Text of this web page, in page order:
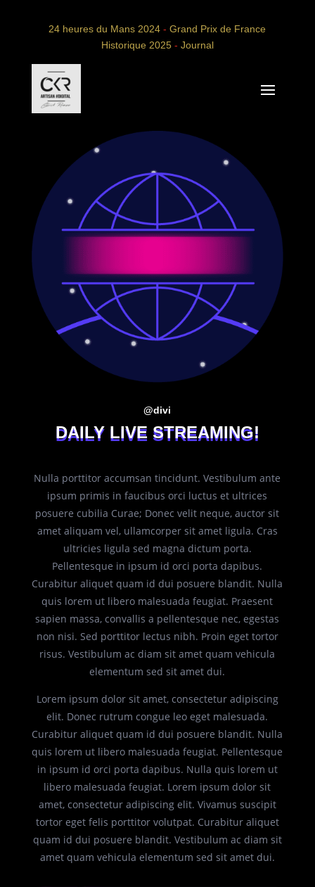
24 heures du Mans 2024 -Grand Prix de France
Historique 2025- Journal
@divi
DAILY LIVE STREAMING!
Nulla porttitor accumsan tincidunt. Vestibulum ante
ipsum primis in faucibus orci luctus et ultrices
posuere cubilia Curae; Donec velit neque, auctor sit
amet aliquam vel, ullamcorper sit amet ligula. Cras
ultricies ligula sed magna dictum porta.
Pellentesque in ipsum id orci porta dapibus.
Curabitur aliquet quam id dui posuere blandit. Nulla
quis lorem ut libero malesuada feugiat. Praesent
sapien massa, convallis a pellentesque nec, egestas
non nisi. Sed porttitor lectus nibh. Proin eget tortor
risus. Vestibulum ac diam sit amet quam vehicula
elementum sed sit amet dui.
Lorem ipsum dolor sit amet, consectetur adipiscing
elit. Donec rutrum congue leo eget malesuada.
Curabitur aliquet quam id dui posuere blandit. Nulla
quis lorem ut libero malesuada feugiat. Pellentesque
in ipsum id orci porta dapibus. Nulla quis lorem ut
libero malesuada feugiat. Lorem ipsum dolor sit
amet, consectetur adipiscing elit. Vivamus suscipit
tortor eget felis porttitor volutpat. Curabitur aliquet
quam id dui posuere blandit. Vestibulum ac diam sit
amet quam vehicula elementum sed sit amet dui.